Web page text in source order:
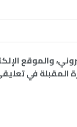
والموقع
المقبلة في